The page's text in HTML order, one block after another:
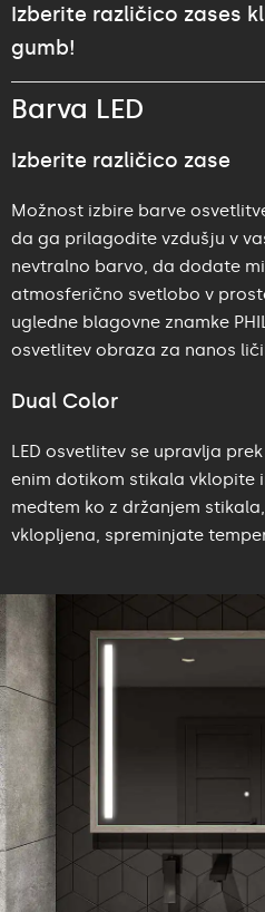
Barva LED
Izberite različico zase
Možnost izbire barve
da ga prilagodite vzdušju v
nevtralno barvo, da dodate
atmosferično svetlobo v
ugledne blagovne znamke
osvetlitev obraza za nanos
Dual Color
LED osvetlitev se upravlja
enim dotikom stikala vklopite
medtem ko z držanjem
vklopljena, spreminjate
Izberite različico zases
gumb!